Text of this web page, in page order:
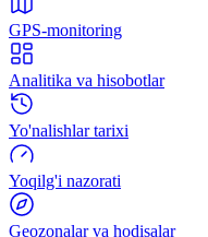
GPS-monitoring
Analitika va hisobotlar
Yo'nalishlar tarixi
Yoqilg'i nazorati
Geozonalar va hodisalar